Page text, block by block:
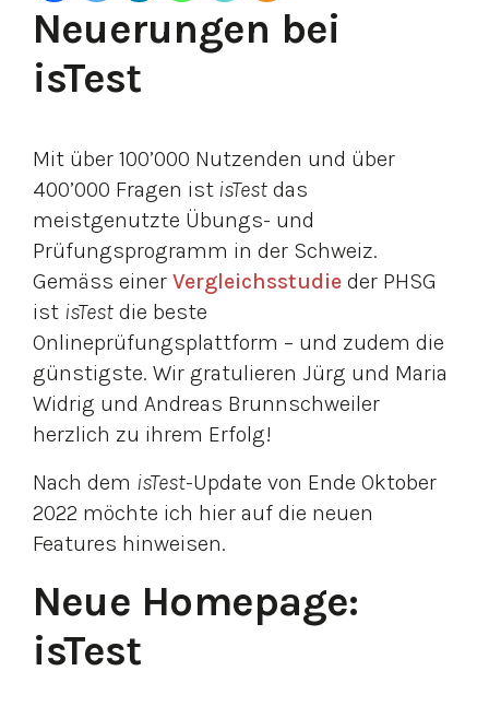
Neuerungen bei
isTest
Mit über 100’000 Nutzenden und über
400’000 Fragen ist isTest das
meistgenutzte Übungs- und
Prüfungsprogramm in der Schweiz.
Gemäss einer Vergleichsstudie der PHSG
ist isTest die beste
Onlineprüfungsplattform – und zudem die
günstigste. Wir gratulieren Jürg und Maria
Widrig und Andreas Brunnschweiler
herzlich zu ihrem Erfolg!
Nach dem isTest-Update von Ende Oktober
2022 möchte ich hier auf die neuen
Features hinweisen.
Neue Homepage:
isTest